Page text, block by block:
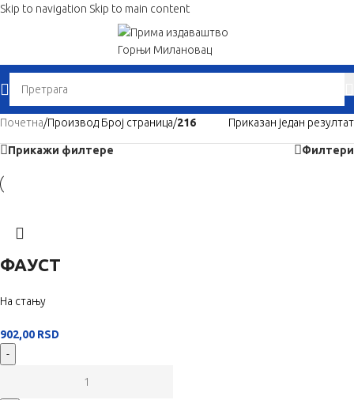
Skip to navigation Skip to main content
Почетна/Производ Број страница/216 Приказан један резултат
Прикажи филтере Филтери
ФАУСТ
На стању
902,00 RSD
-